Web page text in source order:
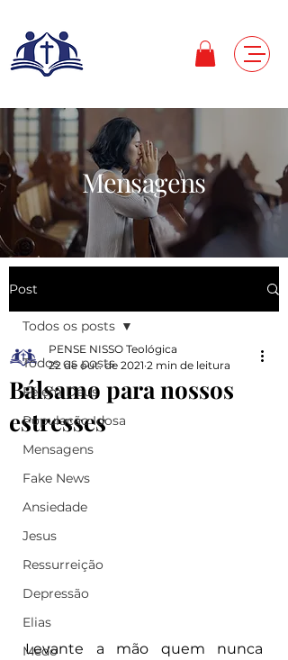
Mensagens
Post
Todos os posts
Fé em Deus
População Idosa
Mensagens
Fake News
Ansiedade
Jesus
Ressurreição
Depressão
Elias
Medo
Todos os posts
Bálsamo para nossos
estresses
PENSE NISSO Teológica
22 de out. de 2021 2 min de leitura
Levante a mão quem nunca